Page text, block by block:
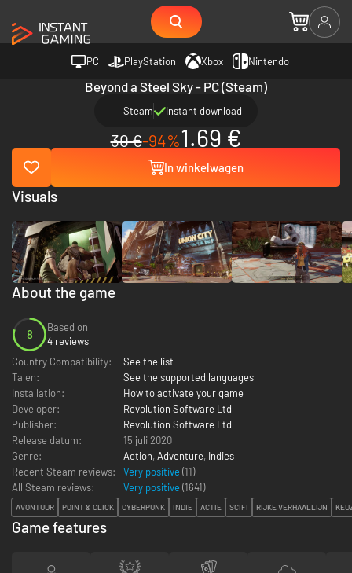
PC PlayStation Xbox Nintendo
Beyond a Steel Sky - PC (Steam)
Steam Instant download
30 €-94%1.69 €
In winkelwagen
About the game
8
Based on
4 reviews
Country Compatibility:
See the list
Talen:
See the supported languages
Installation:
How to activate your game
Developer:
Revolution Software Ltd
Publisher:
Revolution Software Ltd
Release datum:
15 juli 2020
Genre:
Action, Adventure, Indies
Recent Steam reviews:
Very positive (11)
All Steam reviews:
Very positive (1641)
AVONTUUR POINT & CLICK CYBERPUNK INDIE ACTIE SCIFI RIJKE VERHAALLIJN
Visuals
Game features